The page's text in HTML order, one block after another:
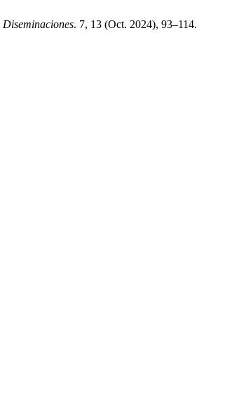
Diseminaciones. 7, 13 (Oct. 2024), 93–114.